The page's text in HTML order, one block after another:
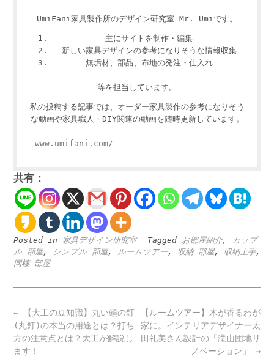
UmiFani家具製作所のデザイン研究室 Mr. Umiです。
主にサイトを制作・編集
新しい家具デザインの参考になりそうな情報収集
無垢材、部品、布地の発注・仕入れ
等を担当しています。
私の投稿する記事では、オーダー家具製作の参考になりそう
な動画や家具職人・DIY関連の動画を随時更新しています。
www.umifani.com/
共有：
Posted in 家具デザイン研究室 Tagged お部屋紹介,
カップ
ル 部屋, シンプル 部屋, ルームツアー, 収納 部屋, 収納上手,
同棲 部屋
Post
navigation
【ルームツアー】木が香るわが
家に。インテリアデザイナー太
田礼美さん設計の「滝山団地リ
ノベーション」 →
← 【大工の豆知識】丸い頭の釘
(丸釘)の本当の用途とは？打ち
方の注意点とは？大工が解説し
ます！